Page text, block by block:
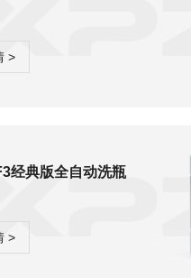
>
经典版全自动洗瓶
>